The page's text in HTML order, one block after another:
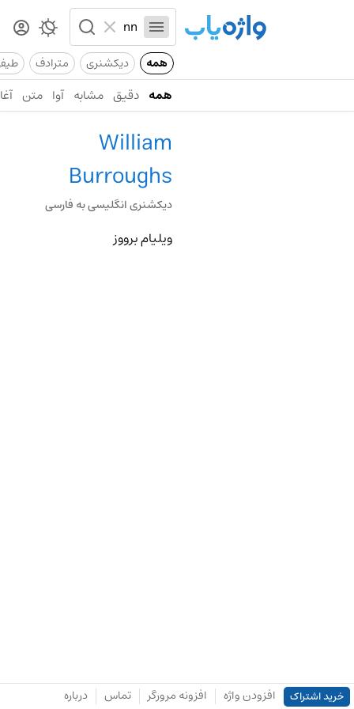
همه دیکشنری مترادف
همه دقیق مشابه آوا متن
William
Burroughs
دیکشنری انگلیسی به فارسی
ویلیام برووز
خرید اشتراک افزودن واژه افزونه مرورگر تماس درباره